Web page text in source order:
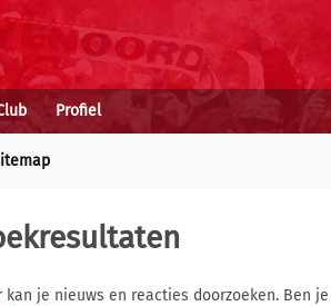
Profiel
kan je nieuws en reacties doorzoeken. Ben